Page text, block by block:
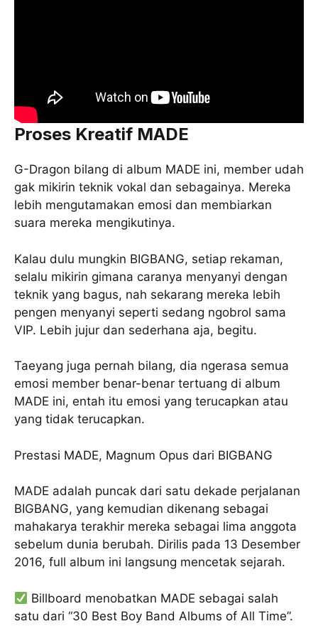
Proses Kreatif MADE
G-Dragon bilang di album MADE ini, member udah
gak mikirin teknik vokal dan sebagainya. Mereka
lebih mengutamakan emosi dan membiarkan
suara mereka mengikutinya.
Kalau dulu mungkin BIGBANG, setiap rekaman,
selalu mikirin gimana caranya menyanyi dengan
teknik yang bagus, nah sekarang mereka lebih
pengen menyanyi seperti sedang ngobrol sama
VIP. Lebih jujur dan sederhana aja, begitu.
Taeyang juga pernah bilang, dia ngerasa semua
emosi member benar-benar tertuang di album
MADE ini, entah itu emosi yang terucapkan atau
yang tidak terucapkan.
Prestasi MADE, Magnum Opus dari BIGBANG
MADE adalah puncak dari satu dekade perjalanan
BIGBANG, yang kemudian dikenang sebagai
mahakarya terakhir mereka sebagai lima anggota
sebelum dunia berubah. Dirilis pada 13 Desember
2016, full album ini langsung mencetak sejarah.
Billboard menobatkan MADE sebagai salah
satu dari “30 Best Boy Band Albums of All Time”.